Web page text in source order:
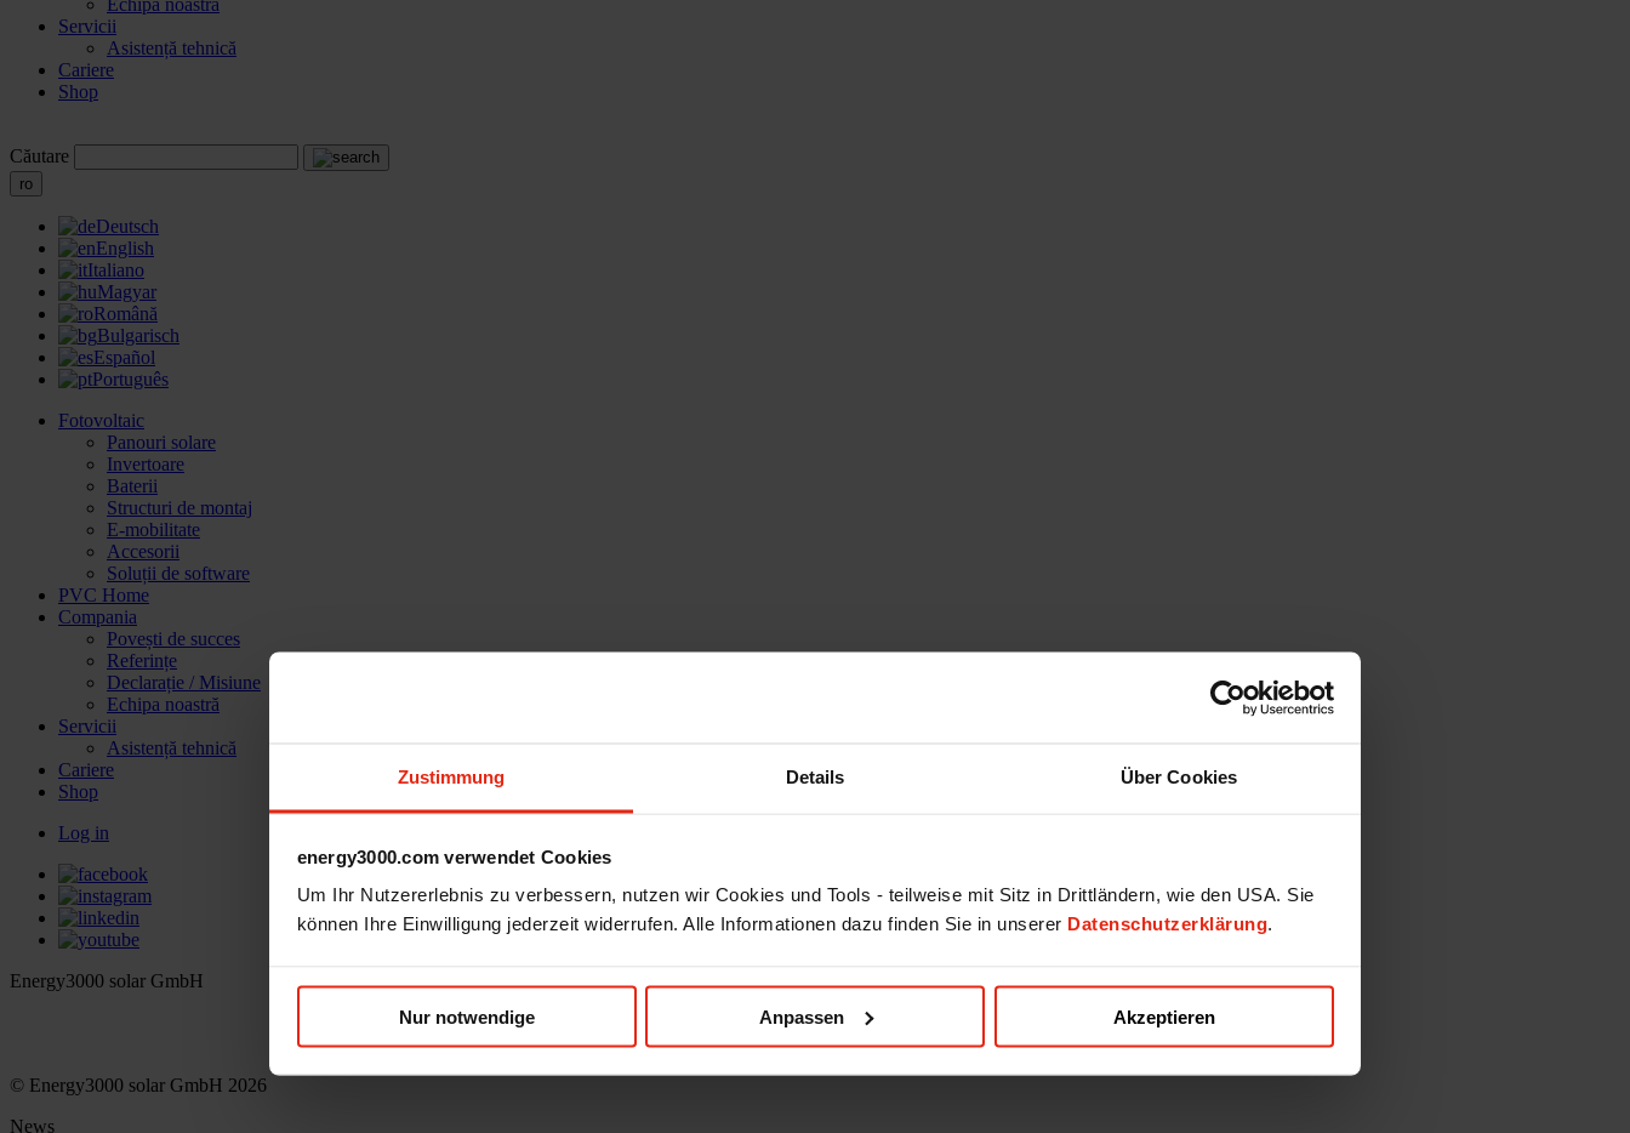
Zustimmung Details Über Cookies
energy3000.com verwendet Cookies
Um Ihr Nutzererlebnis zu verbessern, nutzen wir Cookies und Tools - teilweise mit Sitz in Drittländern, wie den USA. Sie
können Ihre Einwilligung jederzeit widerrufen. Alle Informationen dazu finden Sie in unserer Datenschutzerklärung.
Nur notwendige Anpassen Akzeptieren
Echipa noastră
Servicii
Asistență tehnică
Cariere
Shop
Căutare
ro
Deutsch
English
Italiano
Magyar
Română
Bulgarisch
Español
Português
Fotovoltaic
Panouri solare
Invertoare
Baterii
Structuri de montaj
E-mobilitate
Accesorii
Soluții de software
PVC Home
Compania
Povești de succes
Referințe
Declarație / Misiune
Echipa noastră
Servicii
Asistență tehnică
Cariere
Shop
Log in
Energy3000 solar GmbH
© Energy3000 solar GmbH 2026
News